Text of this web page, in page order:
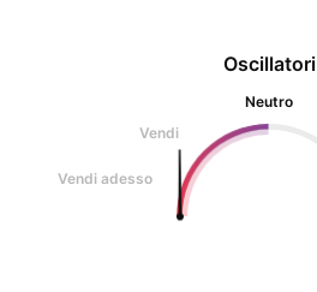
Oscillatori
Neutro
Vendi
Vendi adesso